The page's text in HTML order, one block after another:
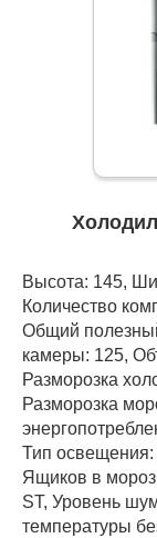
Высота: 145,
Количество
Общий
камеры: 125,
Разморозка
Разморозка
Тип освещения:
Ящиков в
ST, Уровень
температуры